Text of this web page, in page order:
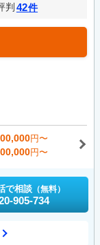
判 42件
円〜
円〜
で相談 （無料）
905-734